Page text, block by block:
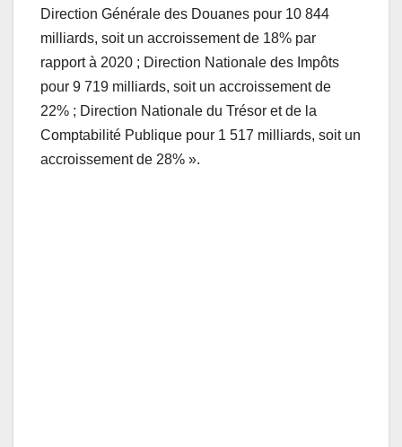
Direction Générale des Douanes pour 10 844
milliards, soit un accroissement de 18% par
rapport à 2020 ; Direction Nationale des Impôts
pour 9 719 milliards, soit un accroissement de
22% ; Direction Nationale du Trésor et de la
Comptabilité Publique pour 1 517 milliards, soit un
accroissement de 28% ».